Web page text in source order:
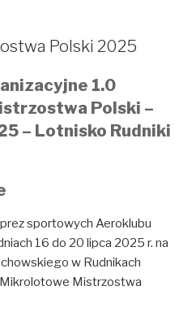
Polski 2025
1.0
Polski –
– Lotnisko Rudniki
sportowych Aeroklubu
16 do 20 lipca 2025 r. na
w Rudnikach
Mistrzostwa